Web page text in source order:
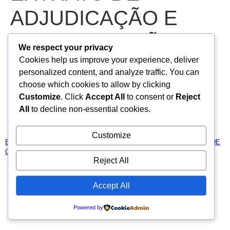
ADJUDICAÇÃO E
HOMOLOGAÇÃO –
SECRETARIA DE
CULTURA E
TURISMO 05/01/2025
EXTRATO DE ADJUDICAÇÃO E HOMOLOGAÇÃO – SECRETARIA DE
CULTURA E TURISMO 05-01-2026
Baixar
Todos os direitos reservados
We respect your privacy
Cookies help us improve your experience, deliver
personalized content, and analyze traffic. You can
choose which cookies to allow by clicking
Customize. Click Accept All to consent or Reject
All
to decline non-essential cookies.
Customize
Reject All
Accept All
Powered by